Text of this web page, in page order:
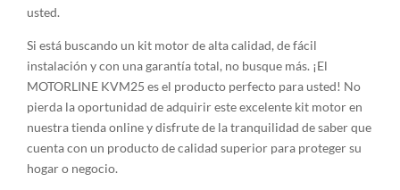
usted.
Si está buscando un kit motor de alta calidad, de fácil
instalación y con una garantía total, no busque más. ¡El
MOTORLINE KVM25 es el producto perfecto para usted! No
pierda la oportunidad de adquirir este excelente kit motor en
nuestra tienda online y disfrute de la tranquilidad de saber que
cuenta con un producto de calidad superior para proteger su
hogar o negocio.